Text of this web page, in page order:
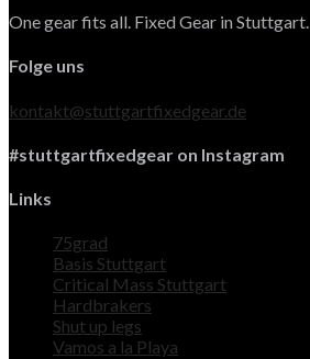
One gear fits all. Fixed Gear in Stuttgart.
Folge uns
kontakt@stuttgartfixedgear.de
#stuttgartfixedgear on Instagram
Links
75grad
Basis Stuttgart
Critical Mass Stuttgart
Hardbrakers
Shut up legs
Vamos a la Playa